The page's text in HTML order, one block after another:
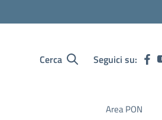
Cerca Seguici su:
Area PON